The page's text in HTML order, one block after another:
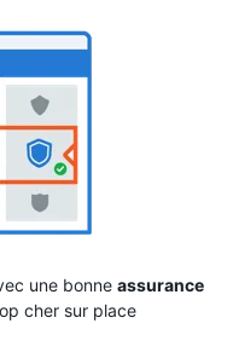
une bonne assurance
cher sur place